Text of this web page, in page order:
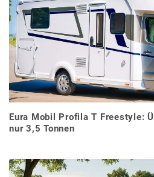
Eura Mobil Profila T Freestyle:
nur 3,5 Tonnen